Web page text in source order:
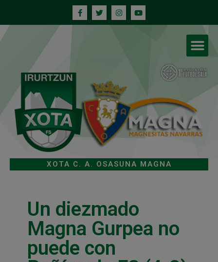
XOTA C. A. OSASUNA MAGNA
Un diezmado
Magna Gurpea no
puede con